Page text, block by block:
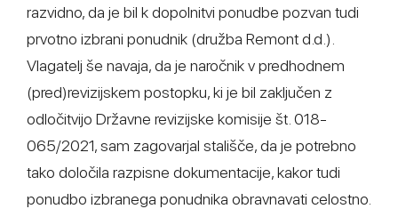
razvidno, da je bil k dopolnitvi ponudbe pozvan tudi
prvotno izbrani ponudnik (družba Remont d.d.).
Vlagatelj še navaja, da je naročnik v predhodnem
(pred)revizijskem postopku, ki je bil zaključen z
odločitvijo Državne revizijske komisije št. 018-
065/2021, sam zagovarjal stališče, da je potrebno
tako določila razpisne dokumentacije, kakor tudi
ponudbo izbranega ponudnika obravnavati celostno.